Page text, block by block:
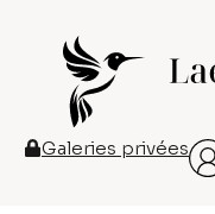
Galeries privées